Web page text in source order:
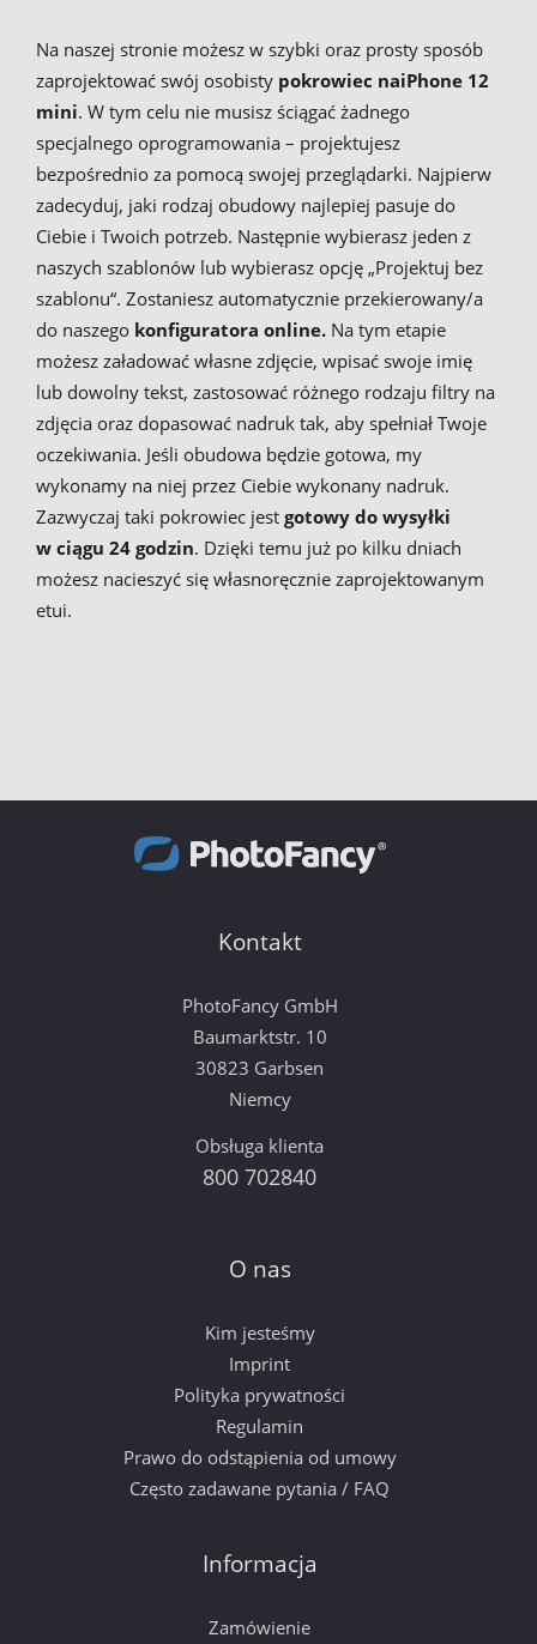
Na naszej stronie możesz w szybki oraz prosty sposób
zaprojektować swój osobisty pokrowiec naiPhone 12
mini. W tym celu nie musisz ściągać żadnego
specjalnego oprogramowania – projektujesz
bezpośrednio za pomocą swojej przeglądarki. Najpierw
zadecyduj, jaki rodzaj obudowy najlepiej pasuje do
Ciebie i Twoich potrzeb. Następnie wybierasz jeden z
naszych szablonów lub wybierasz opcję „Projektuj bez
szablonu“. Zostaniesz automatycznie przekierowany/a
do naszego konfiguratora online. Na tym etapie
możesz załadować własne zdjęcie, wpisać swoje imię
lub dowolny tekst, zastosować różnego rodzaju filtry na
zdjęcia oraz dopasować nadruk tak, aby spełniał Twoje
oczekiwania. Jeśli obudowa będzie gotowa, my
wykonamy na niej przez Ciebie wykonany nadruk.
Zazwyczaj taki pokrowiec jest gotowy do wysyłki
w ciągu 24 godzin. Dzięki temu już po kilku dniach
możesz nacieszyć się własnoręcznie zaprojektowanym
etui.
Kontakt
PhotoFancy GmbH
Baumarktstr. 10
30823 Garbsen
Niemcy
Obsługa klienta
800 702840
O nas
Kim jesteśmy
Imprint
Polityka prywatności
Regulamin
Prawo do odstąpienia od umowy
Często zadawane pytania / FAQ
Informacja
Zamówienie